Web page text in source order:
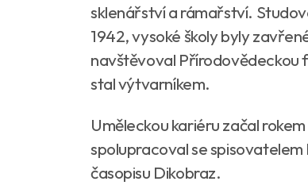
sklenářství a rámařství.
1942, vysoké školy byly
navštěvoval Přírodovědeckou
stal výtvarníkem.
Uměleckou kariéru začal
spolupracoval se
časopisu Dikobraz.